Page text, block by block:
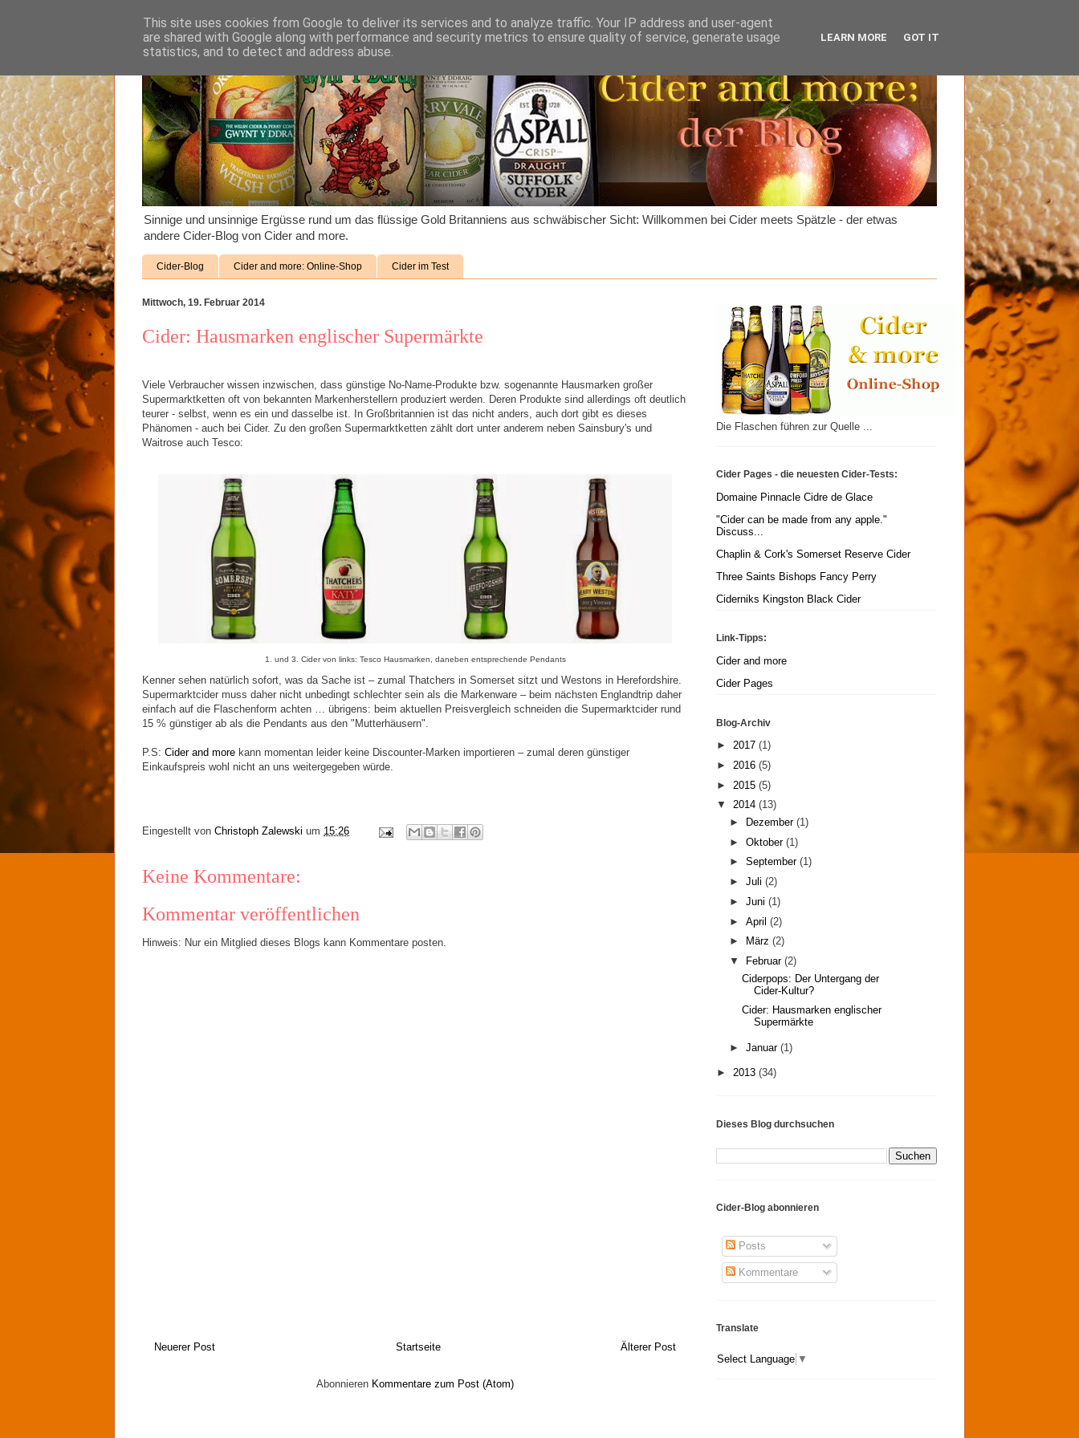
Sinnige und unsinnige Ergüsse rund um das flüssige Gold Britanniens aus schwäbischer Sicht: Willkommen bei Cider meets Spätzle - der etwas
andere Cider-Blog von Cider and more.
Cider-Blog Cider and more: Online-Shop Cider im Test
Mittwoch, 19. Februar 2014
Cider: Hausmarken englischer Supermärkte
Viele Verbraucher wissen inzwischen, dass günstige No-Name-Produkte bzw. sogenannte Hausmarken großer
Supermarktketten oft von bekannten Markenherstellern produziert werden. Deren Produkte sind allerdings oft deutlich
teurer - selbst, wenn es ein und dasselbe ist. In Großbritannien ist das nicht anders, auch dort gibt es dieses
Phänomen - auch bei Cider. Zu den großen Supermarktketten zählt dort unter anderem neben Sainsbury's und
Waitrose auch Tesco:
1. und 3. Cider von links: Tesco Hausmarken, daneben entsprechende Pendants
Kenner sehen natürlich sofort, was da Sache ist – zumal Thatchers in Somerset sitzt und Westons in Herefordshire.
Supermarktcider muss daher nicht unbedingt schlechter sein als die Markenware – beim nächsten Englandtrip daher
einfach auf die Flaschenform achten … übrigens: beim aktuellen Preisvergleich schneiden die Supermarktcider rund
15 % günstiger ab als die Pendants aus den "Mutterhäusern".
P.S: Cider and more kann momentan leider keine Discounter-Marken importieren – zumal deren günstiger
Einkaufspreis wohl nicht an uns weitergegeben würde.
Eingestellt von Christoph Zalewski um 15:26
Keine Kommentare:
Kommentar veröffentlichen
Hinweis: Nur ein Mitglied dieses Blogs kann Kommentare posten.
Neuerer Post Älterer Post
Startseite
Abonnieren Kommentare zum Post (Atom)
Die Flaschen führen zur Quelle ...
Cider Pages - die neuesten Cider-Tests:
Domaine Pinnacle Cidre de Glace
"Cider can be made from any apple."
Discuss...
Chaplin & Cork's Somerset Reserve Cider
Three Saints Bishops Fancy Perry
Ciderniks Kingston Black Cider
Link-Tipps:
Cider and more
Cider Pages
Blog-Archiv
► 2017 (1)
► 2016 (5)
► 2015 (5)
▼ 2014 (13)
►
Dezember (1)
► Oktober (1)
► September (1)
► Juli (2)
► Juni (1)
► April (2)
►
März (2)
▼
Februar (2)
Ciderpops: Der Untergang der
Cider-Kultur?
Cider: Hausmarken englischer
Supermärkte
► Januar (1)
► 2013 (34)
Dieses Blog durchsuchen
Cider-Blog abonnieren
Posts
Kommentare
Translate
Select Language ▼
This site uses cookies from Google to deliver its services and to analyze traffic. Your IP address and user-agent
are shared with Google along with performance and security metrics to ensure quality of service, generate usage
statistics, and to detect and address abuse.
LEARN MORE GOT IT